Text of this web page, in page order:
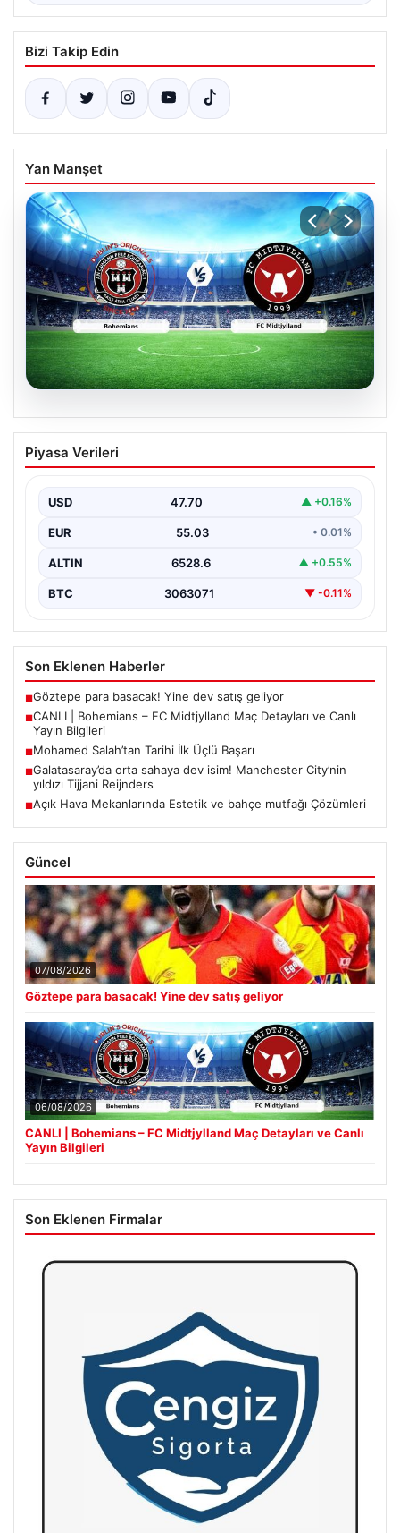
Bizi Takip Edin
Yan Manşet
CANLI | Bohemians – FC Midtjylland
Maç Detayları ve Canlı Yayın Bilgileri
Ağustos 2026 tarihinde Dublin’deki Dalymount…
Piyasa Verileri
USD 47.70 ▲ +0.16%
EUR 55.03 • 0.01%
ALTIN 6528.6 ▲ +0.55%
BTC 3063071 ▼ -0.11%
Son Eklenen Haberler
■Göztepe para basacak! Yine dev satış geliyor
■CANLI | Bohemians – FC Midtjylland Maç Detayları ve Canlı
Yayın Bilgileri
■Mohamed Salah’tan Tarihi İlk Üçlü Başarı
■Galatasaray’da orta sahaya dev isim! Manchester City’nin
yıldızı Tijjani Reijnders
■Açık Hava Mekanlarında Estetik ve bahçe mutfağı Çözümleri
Güncel
07/08/2026
Göztepe para basacak! Yine dev satış geliyor
06/08/2026
CANLI | Bohemians – FC Midtjylland Maç Detayları ve Canlı
Yayın Bilgileri
Son Eklenen Firmalar